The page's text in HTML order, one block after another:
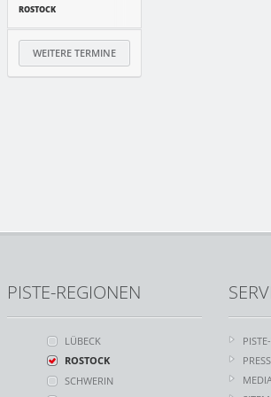
ROSTOCK
WEITERE TERMINE
PISTE-REGIONEN
LÜBECK
ROSTOCK
SCHWERIN